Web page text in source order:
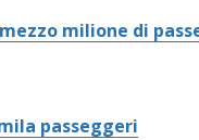
milione di
passeggeri